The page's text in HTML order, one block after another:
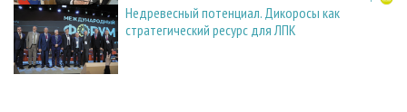
Недревесный потенциал. Дикоросы как
стратегический ресурс для ЛПК